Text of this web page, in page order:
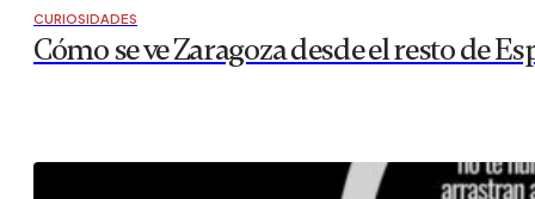
CURIOSIDADES
Cómo se ve Zaragoza desde el resto de